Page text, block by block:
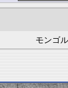
モンゴ